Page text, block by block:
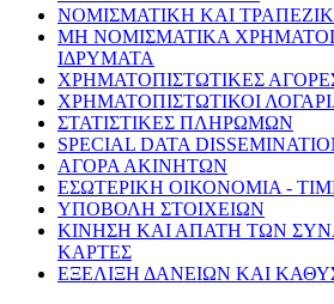
ΝΟΜΙΣΜΑΤΙΚΗ ΚΑΙ
ΜΗ ΝΟΜΙΣΜΑΤΙΚΑ
ΙΔΡΥΜΑΤΑ
ΧΡΗΜΑΤΟΠΙΣΤΩΤΙΚΕΣ
ΧΡΗΜΑΤΟΠΙΣΤΩΤΙΚΟΙ
ΣΤΑΤΙΣΤΙΚΕΣ ΠΛΗΡΩΜΩΝ
SPECIAL DATA
ΑΓΟΡΑ ΑΚΙΝΗΤΩΝ
ΕΣΩΤΕΡΙΚΗ ΟΙΚΟΝΟΜΙΑ -
ΥΠΟΒΟΛΗ ΣΤΟΙΧΕΙΩΝ
ΚΙΝΗΣΗ ΚΑΙ ΑΠΑΤΗ ΤΩΝ
ΚΑΡΤΕΣ
ΕΞΕΛΙΞΗ ΔΑΝΕΙΩΝ ΚΑΙ